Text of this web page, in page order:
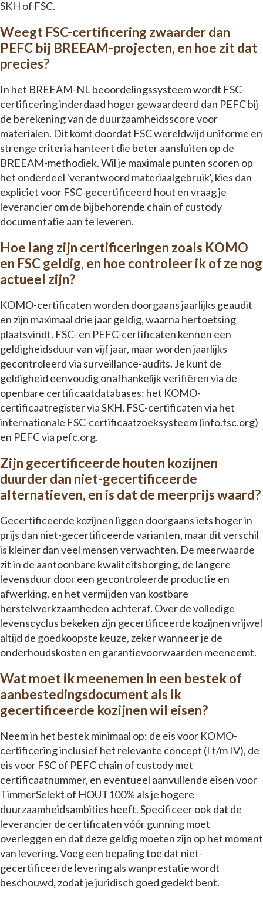
SKH of FSC.
Weegt FSC-certificering zwaarder dan
PEFC bij BREEAM-projecten, en hoe zit dat
precies?
In het BREEAM-NL beoordelingssysteem wordt FSC-
certificering inderdaad hoger gewaardeerd dan PEFC bij
de berekening van de duurzaamheidsscore voor
materialen. Dit komt doordat FSC wereldwijd uniforme en
strenge criteria hanteert die beter aansluiten op de
BREEAM-methodiek. Wil je maximale punten scoren op
het onderdeel 'verantwoord materiaalgebruik', kies dan
expliciet voor FSC-gecertificeerd hout en vraag je
leverancier om de bijbehorende chain of custody
documentatie aan te leveren.
Hoe lang zijn certificeringen zoals KOMO
en FSC geldig, en hoe controleer ik of ze nog
actueel zijn?
KOMO-certificaten worden doorgaans jaarlijks geaudit
en zijn maximaal drie jaar geldig, waarna hertoetsing
plaatsvindt. FSC- en PEFC-certificaten kennen een
geldigheidsduur van vijf jaar, maar worden jaarlijks
gecontroleerd via surveillance-audits. Je kunt de
geldigheid eenvoudig onafhankelijk verifiëren via de
openbare certificaatdatabases: het KOMO-
certificaatregister via SKH, FSC-certificaten via het
internationale FSC-certificaatzoeksysteem (info.fsc.org)
en PEFC via pefc.org.
Zijn gecertificeerde houten kozijnen
duurder dan niet-gecertificeerde
alternatieven, en is dat de meerprijs waard?
Gecertificeerde kozijnen liggen doorgaans iets hoger in
prijs dan niet-gecertificeerde varianten, maar dit verschil
is kleiner dan veel mensen verwachten. De meerwaarde
zit in de aantoonbare kwaliteitsborging, de langere
levensduur door een gecontroleerde productie en
afwerking, en het vermijden van kostbare
herstelwerkzaamheden achteraf. Over de volledige
levenscyclus bekeken zijn gecertificeerde kozijnen vrijwel
altijd de goedkoopste keuze, zeker wanneer je de
onderhoudskosten en garantievoorwaarden meeneemt.
Wat moet ik meenemen in een bestek of
aanbestedingsdocument als ik
gecertificeerde kozijnen wil eisen?
Neem in het bestek minimaal op: de eis voor KOMO-
certificering inclusief het relevante concept (I t/m IV), de
eis voor FSC of PEFC chain of custody met
certificaatnummer, en eventueel aanvullende eisen voor
TimmerSelekt of HOUT100% als je hogere
duurzaamheidsambities heeft. Specificeer ook dat de
leverancier de certificaten vóór gunning moet
overleggen en dat deze geldig moeten zijn op het moment
van levering. Voeg een bepaling toe dat niet-
gecertificeerde levering als wanprestatie wordt
beschouwd, zodat je juridisch goed gedekt bent.